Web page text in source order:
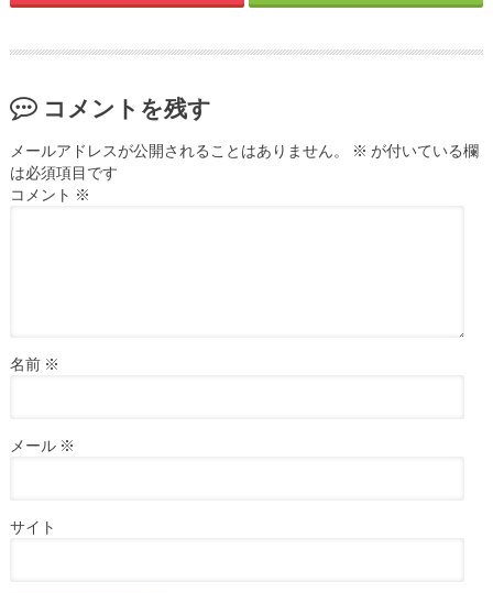
コメントを残す
メールアドレスが公開されることはありません。 ※ が付いている欄
は必須項目です
コメント ※
名前 ※
メール ※
サイト